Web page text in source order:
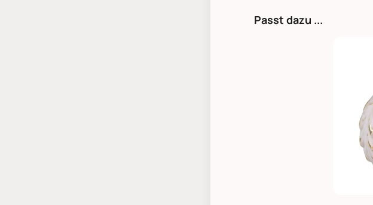
Passt dazu ...